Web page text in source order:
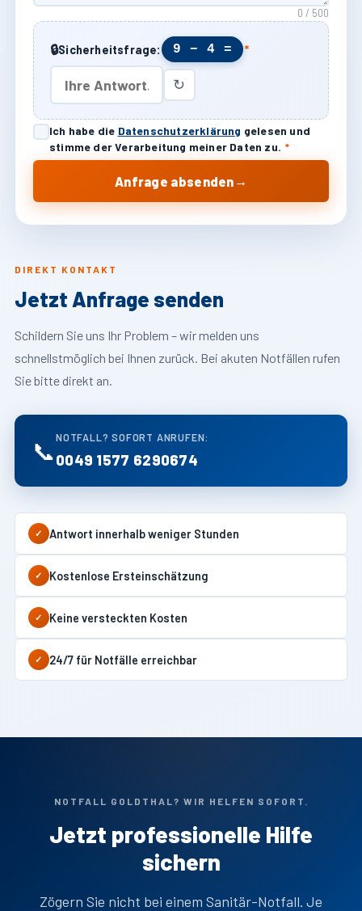
DIREKT KONTAKT
Jetzt Anfrage senden
Schildern Sie uns Ihr Problem – wir melden uns
schnellstmöglich bei Ihnen zurück. Bei akuten Notfällen rufen
Sie bitte direkt an.
📞 NOTFALL? SOFORT ANRUFEN:
0049 1577 6290674
✓ Antwort innerhalb weniger Stunden
✓ Kostenlose Ersteinschätzung
✓ Keine versteckten Kosten
✓ 24/7 für Notfälle erreichbar
0 / 500
🔒Sicherheitsfrage: 9 − 4 = *
↻
Ich habe die Datenschutzerklärung gelesen und
stimme der Verarbeitung meiner Daten zu. *
Anfrage absenden →
NOTFALL GOLDTHAL? WIR HELFEN SOFORT.
Jetzt professionelle Hilfe
sichern
Zögern Sie nicht bei einem Sanitär-Notfall. Je